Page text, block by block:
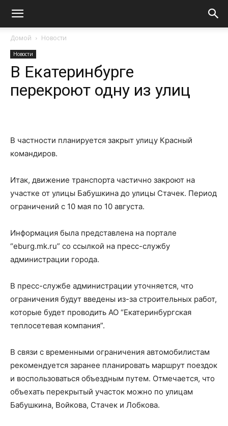
Домой Новости
Новости
В Екатеринбурге
перекроют одну из улиц
В частности планируется закрыт улицу Красный
командиров.
Итак, движение транспорта частично закроют на
участке от улицы Бабушкина до улицы Стачек. Период
ограничений с 10 мая по 10 августа.
Информация была представлена на портале
“eburg.mk.ru” со ссылкой на пресс-службу
администрации города.
В пресс-службе администрации уточняется, что
ограничения будут введены из-за строительных работ,
которые будет проводить АО “Екатеринбургская
теплосетевая компания”.
В связи с временными ограничения автомобилистам
рекомендуется заранее планировать маршрут поездок
и воспользоваться объездным путем. Отмечается, что
объехать перекрытый участок можно по улицам
Бабушкина, Войкова, Стачек и Лобкова.